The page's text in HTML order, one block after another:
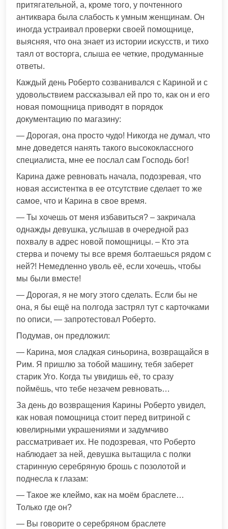
притягательной, а, кроме того, у почтенного
антиквара была слабость к умным женщинам. Он
иногда устраивал проверки своей помощнице,
выясняя, что она знает из истории искусств, и тихо
таял от восторга, слыша ее четкие, продуманные
ответы.
Каждый день Роберто созванивался с Кариной и с
удовольствием рассказывал ей про то, как он и его
новая помощница приводят в порядок
документацию по магазину:
— Дорогая, она просто чудо! Никогда не думал, что
мне доведется нанять такого высококлассного
специалиста, мне ее послал сам Господь бог!
Карина даже ревновать начала, подозревая, что
новая ассистентка в ее отсутствие сделает то же
самое, что и Карина в свое время.
— Ты хочешь от меня избавиться? – закричала
однажды девушка, услышав в очередной раз
похвалу в адрес новой помощницы. – Кто эта
стерва и почему ты все время болтаешься рядом с
ней?! Немедленно уволь её, если хочешь, чтобы
мы были вместе!
— Дорогая, я не могу этого сделать. Если бы не
она, я бы ещё на полгода застрял тут с карточками
по описи, — запротестовал Роберто.
Подумав, он предложил:
— Карина, моя сладкая синьорина, возвращайся в
Рим. Я пришлю за тобой машину, тебя заберет
старик Уго. Когда ты увидишь её, то сразу
поймёшь, что тебе незачем ревновать…
За день до возвращения Карины Роберто увидел,
как новая помощница стоит перед витриной с
ювелирными украшениями и задумчиво
рассматривает их. Не подозревая, что Роберто
наблюдает за ней, девушка вытащила с полки
старинную серебряную брошь с позолотой и
поднесла к глазам:
— Такое же клеймо, как на моём браслете…
Только где он?
— Вы говорите о серебряном браслете